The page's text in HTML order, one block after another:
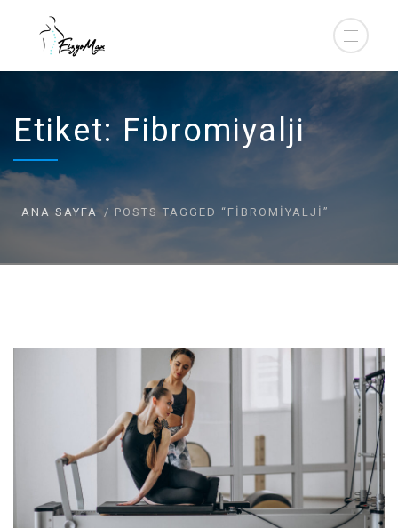
Etiket: Fibromiyalji
ANA SAYFA POSTS TAGGED “FIBROMIYALJI”